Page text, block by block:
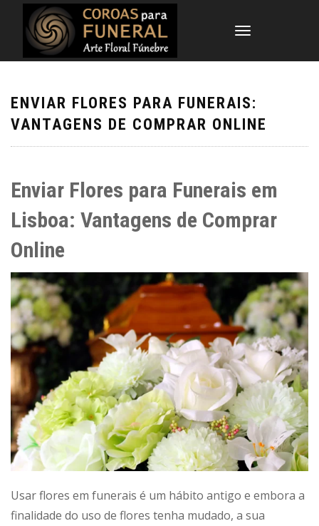
TOGGLE
ENVIAR FLORES PARA FUNERAIS:
VANTAGENS DE COMPRAR ONLINE
Enviar Flores para Funerais em
Lisboa: Vantagens de Comprar
Online
Usar flores em funerais é um hábito antigo e embora a
finalidade do uso de flores tenha mudado, a sua